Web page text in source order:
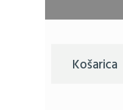
Košarica